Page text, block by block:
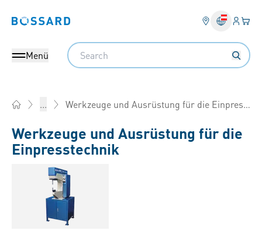
Bossard homepage Ihr
Menü
Search
... Werkzeuge und Ausrüstung für die Einpresstechnik
Werkzeuge und Ausrüstung für die
Einpresstechnik